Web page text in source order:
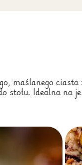
maślanego
stołu. Idealna